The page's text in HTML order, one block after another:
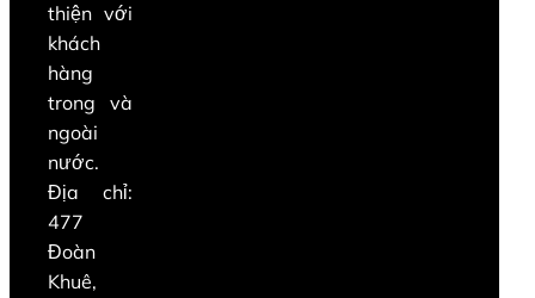
thiện với
khách
hàng
trong và
ngoài
nước.
Địa chỉ:
477
Đoàn
Khuê,